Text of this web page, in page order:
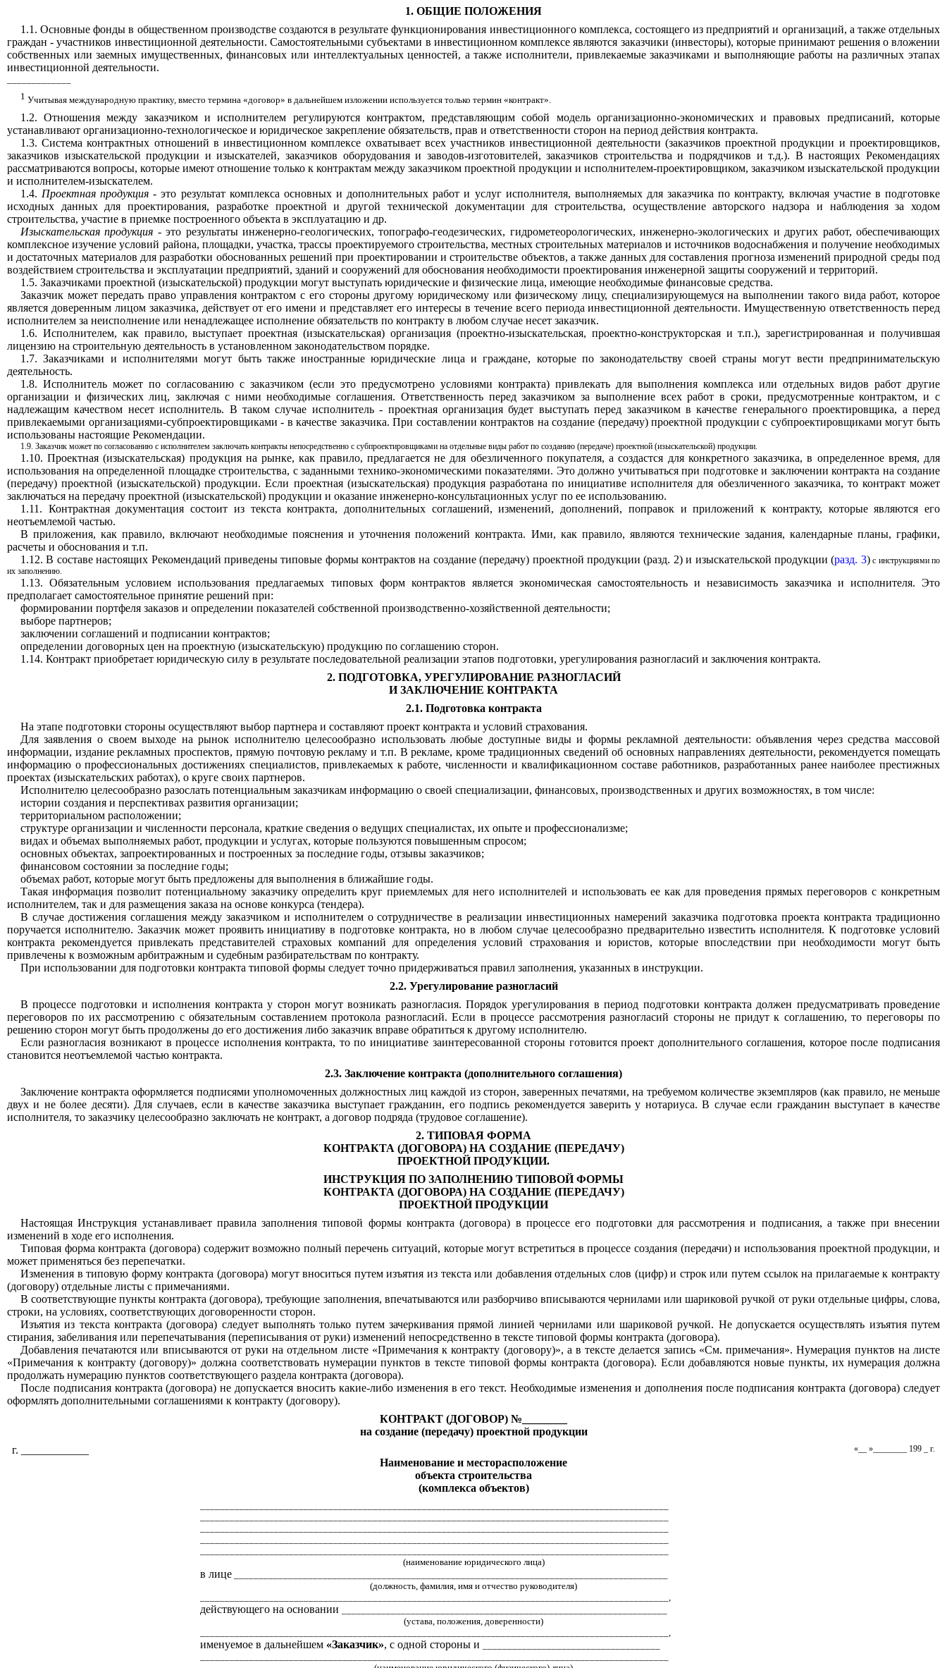
1. ОБЩИЕ ПОЛОЖЕНИЯ
1.1. Основные фонды в общественном производстве создаются в результате функционирования инвестиционного комплекса, состоящего из предприятий и организаций, а также отдельных
граждан - участников инвестиционной деятельности. Самостоятельными субъектами в инвестиционном комплексе являются заказчики (инвесторы), которые принимают решения о вложении
собственных или заемных имущественных, финансовых или интеллектуальных ценностей, а также исполнители, привлекаемые заказчиками и выполняющие работы на различных этапах
инвестиционной деятельности.
1 Учитывая международную практику, вместо термина «договор» в дальнейшем изложении используется только термин «контракт».
1.2. Отношения между заказчиком и исполнителем регулируются контрактом, представляющим собой модель организационно-экономических и правовых предписаний, которые
устанавливают организационно-технологическое и юридическое закрепление обязательств, прав и ответственности сторон на период действия контракта.
1.3. Система контрактных отношений в инвестиционном комплексе охватывает всех участников инвестиционной деятельности (заказчиков проектной продукции и проектировщиков,
заказчиков изыскательской продукции и изыскателей, заказчиков оборудования и заводов-изготовителей, заказчиков строительства и подрядчиков и т.д.). В настоящих Рекомендациях
рассматриваются вопросы, которые имеют отношение только к контрактам между заказчиком проектной продукции и исполнителем-проектировщиком, заказчиком изыскательской продукции
и исполнителем-изыскателем.
1.4. Проектная продукция - это результат комплекса основных и дополнительных работ и услуг исполнителя, выполняемых для заказчика по контракту, включая участие в подготовке
исходных данных для проектирования, разработке проектной и другой технической документации для строительства, осуществление авторского надзора и наблюдения за ходом
строительства, участие в приемке построенного объекта в эксплуатацию и др.
Изыскательская продукция -это результаты инженерно-геологических, топографо-геодезических, гидрометеорологических, инженерно-экологических и других работ, обеспечивающих
комплексное изучение условий района, площадки, участка, трассы проектируемого строительства, местных строительных материалов и источников водоснабжения и получение необходимых
и достаточных материалов для разработки обоснованных решений при проектировании и строительстве объектов, а также данных для составления прогноза изменений природной среды под
воздействием строительства и эксплуатации предприятий, зданий и сооружений для обоснования необходимости проектирования инженерной защиты сооружений и территорий.
1.5. Заказчиками проектной (изыскательской) продукции могут выступать юридические и физические лица, имеющие необходимые финансовые средства.
Заказчик может передать право управления контрактом с его стороны другому юридическому или физическому лицу, специализирующемуся на выполнении такого вида работ, которое
является доверенным лицом заказчика, действует от его имени и представляет его интересы в течение всего периода инвестиционной деятельности. Имущественную ответственность перед
исполнителем за неисполнение или ненадлежащее исполнение обязательств по контракту в любом случае несет заказчик.
1.6. Исполнителем, как правило, выступает проектная (изыскательская) организация (проектно-изыскательская, проектно-конструкторская и т.п.), зарегистрированная и получившая
лицензию на строительную деятельность в установленном законодательством порядке.
1.7. Заказчиками и исполнителями могут быть также иностранные юридические лица и граждане, которые по законодательству своей страны могут вести предпринимательскую
деятельность.
1.8. Исполнитель может по согласованию с заказчиком (если это предусмотрено условиями контракта) привлекать для выполнения комплекса или отдельных видов работ другие
организации и физических лиц, заключая с ними необходимые соглашения. Ответственность перед заказчиком за выполнение всех работ в сроки, предусмотренные контрактом, и с
надлежащим качеством несет исполнитель. В таком случае исполнитель- проектная организация будет выступать перед заказчиком в качестве генерального проектировщика, а перед
привлекаемыми организациями-субпроектировщиками - в качестве заказчика. При составлении контрактов на создание (передачу) проектной продукции с субпроектировщиками могут быть
использованы настоящие Рекомендации.
1.9. Заказчик может по согласованию с исполнителем заключать контракты непосредственно с субпроектировщиками на отдельные виды работ по созданию (передаче) проектной (изыскательской) продукции.
1.10. Проектная (изыскательская) продукция на рынке, как правило, предлагается не для обезличенного покупателя, а создастся для конкретного заказчика, в определенное время, для
использования на определенной площадке строительства, с заданными технико-экономическими показателями. Это должно учитываться при подготовке и заключении контракта на создание
(передачу) проектной (изыскательской) продукции. Если проектная (изыскательская) продукция разработана по инициативе исполнителя для обезличенного заказчика, то контракт может
заключаться на передачу проектной (изыскательской) продукции и оказание инженерно-консультационных услуг по ее использованию.
1.11. Контрактная документация состоит из текста контракта, дополнительных соглашений, изменений, дополнений, поправок и приложений к контракту, которые являются его
неотъемлемой частью.
В приложения, как правило, включают необходимые пояснения и уточнения положений контракта. Ими, как правило, являются технические задания, календарные планы, графики,
расчеты и обоснования и т.п.
1.12. В составе настоящих Рекомендаций приведены типовые формы контрактов на создание (передачу) проектной продукции (разд. 2)и изыскательской продукции (разд. 3)с инструкциями по
их заполнению.
1.13. Обязательным условием использования предлагаемых типовых форм контрактов является экономическая самостоятельность и независимость заказчика и исполнителя. Это
предполагает самостоятельное принятие решений при:
формировании портфеля заказов и определении показателей собственной производственно-хозяйственной деятельности;
выборе партнеров;
заключении соглашений и подписании контрактов;
определении договорных цен на проектную (изыскательскую) продукцию по соглашению сторон.
1.14. Контракт приобретает юридическую силу в результате последовательной реализации этапов подготовки, урегулирования разногласий и заключения контракта.
2. ПОДГОТОВКА, УРЕГУЛИРОВАНИЕ РАЗНОГЛАСИЙ
И ЗАКЛЮЧЕНИЕ КОНТРАКТА
2.1. Подготовка контракта
На этапе подготовки стороны осуществляют выбор партнера и составляют проект контракта и условий страхования.
Для заявления о своем выходе на рынок исполнителю целесообразно использовать любые доступные виды и формы рекламной деятельности: объявления через средства массовой
информации, издание рекламных проспектов, прямую почтовую рекламу и т.п. В рекламе, кроме традиционных сведений об основных направлениях деятельности, рекомендуется помещать
информацию о профессиональных достижениях специалистов, привлекаемых к работе, численности и квалификационном составе работников, разработанных ранее наиболее престижных
проектах (изыскательских работах), о круге своих партнеров.
Исполнителю целесообразно разослать потенциальным заказчикам информацию о своей специализации, финансовых, производственных и других возможностях, в том числе:
истории создания и перспективах развития организации;
территориальном расположении;
структуре организации и численности персонала, краткие сведения о ведущих специалистах, их опыте и профессионализме;
видах и объемах выполняемых работ, продукции и услугах, которые пользуются повышенным спросом;
основных объектах, запроектированных и построенных за последние годы, отзывы заказчиков;
финансовом состоянии за последние годы;
объемах работ, которые могут быть предложены для выполнения в ближайшие годы.
Такая информация позволит потенциальному заказчику определить круг приемлемых для него исполнителей и использовать ее как для проведения прямых переговоров с конкретным
исполнителем, так и для размещения заказа на основе конкурса (тендера).
В случае достижения соглашения между заказчиком и исполнителем о сотрудничестве в реализации инвестиционных намерений заказчика подготовка проекта контракта традиционно
поручается исполнителю. Заказчик может проявить инициативу в подготовке контракта, но в любом случае целесообразно предварительно известить исполнителя. К подготовке условий
контракта рекомендуется привлекать представителей страховых компаний для определения условий страхования и юристов, которые впоследствии при необходимости могут быть
привлечены к возможным арбитражным и судебным разбирательствам по контракту.
При использовании для подготовки контракта типовой формы следует точно придерживаться правил заполнения, указанных в инструкции.
2.2. Урегулирование разногласий
В процессе подготовки и исполнения контракта у сторон могут возникать разногласия. Порядок урегулирования в период подготовки контракта должен предусматривать проведение
переговоров по их рассмотрению с обязательным составлением протокола разногласий. Если в процессе рассмотрения разногласий стороны не придут к соглашению, то переговоры по
решению сторон могут быть продолжены до его достижения либо заказчик вправе обратиться к другому исполнителю.
Если разногласия возникают в процессе исполнения контракта, то по инициативе заинтересованной стороны готовится проект дополнительного соглашения, которое после подписания
становится неотъемлемой частью контракта.
2.3. Заключение контракта (дополнительного соглашения)
Заключение контракта оформляется подписями уполномоченных должностных лиц каждой из сторон, заверенных печатями, на требуемом количестве экземпляров (как правило, не меньше
двух и не более десяти). Для случаев, если в качестве заказчика выступает гражданин, его подпись рекомендуется заверить у нотариуса. В случае если гражданин выступает в качестве
исполнителя, то заказчику целесообразно заключать не контракт, а договор подряда (трудовое соглашение).
2. ТИПОВАЯ ФОРМА
КОНТРАКТА (ДОГОВОРА) НА СОЗДАНИЕ (ПЕРЕДАЧУ)
ПРОЕКТНОЙ ПРОДУКЦИИ.
ИНСТРУКЦИЯ ПО ЗАПОЛНЕНИЮ ТИПОВОЙ ФОРМЫ
КОНТРАКТА (ДОГОВОРА) НА СОЗДАНИЕ (ПЕРЕДАЧУ)
ПРОЕКТНОЙ ПРОДУКЦИИ
Настоящая Инструкция устанавливает правила заполнения типовой формы контракта (договора) в процессе его подготовки для рассмотрения и подписания, а также при внесении
изменений в ходе его исполнения.
Типовая форма контракта (договора) содержит возможно полный перечень ситуаций, которые могут встретиться в процессе создания (передачи) и использования проектной продукции, и
может применяться без перепечатки.
Изменения в типовую форму контракта (договора) могут вноситься путем изъятия из текста или добавления отдельных слов (цифр) и строк или путем ссылок на прилагаемые к контракту
(договору) отдельные листы с примечаниями.
В соответствующие пункты контракта (договора), требующие заполнения, впечатываются или разборчиво вписываются чернилами или шариковой ручкой от руки отдельные цифры, слова,
строки, на условиях, соответствующих договоренности сторон.
Изъятия из текста контракта (договора) следует выполнять только путем зачеркивания прямой линией чернилами или шариковой ручкой. Не допускается осуществлять изъятия путем
стирания, забеливания или перепечатывания (переписывания от руки) изменений непосредственно в тексте типовой формы контракта (договора).
Добавления печатаются или вписываются от руки на отдельном листе «Примечания к контракту (договору)», а в тексте делается запись «См. примечания». Нумерация пунктов на листе
«Примечания к контракту (договору)» должна соответствовать нумерации пунктов в тексте типовой формы контракта (договора). Если добавляются новые пункты, их нумерация должна
продолжать нумерацию пунктов соответствующего раздела контракта (договора).
После подписания контракта (договора) не допускается вносить какие-либо изменения в его текст. Необходимые изменения и дополнения после подписания контракта (договора) следует
оформлять дополнительными соглашениями к контракту (договору).
КОНТРАКТ (ДОГОВОР) №___
на создание (передачу) проектной продукции
г.
«__ »________ 199 _ г.
Наименование и месторасположение
объекта строительства
(комплекса объектов)
(наименование юридического лица)
в лице________________________________________________________________________________________
(должность, фамилия, имя и отчество руководителя)
_______________________________________________________________________________________________,
действующего на основании
(устава, положения, доверенности)
_______________________________________________________________________________________________,
именуемое в дальнейшем «Заказчик», с одной стороны и